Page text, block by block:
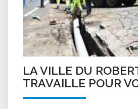
LA VILLE DU
TRAVAILLE POUR